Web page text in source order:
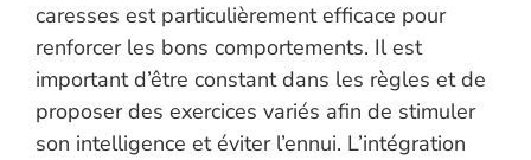
caresses est particulièrement efficace pour
renforcer les bons comportements. Il est
important d’être constant dans les règles et de
proposer des exercices variés afin de stimuler
son intelligence et éviter l’ennui. L’intégration